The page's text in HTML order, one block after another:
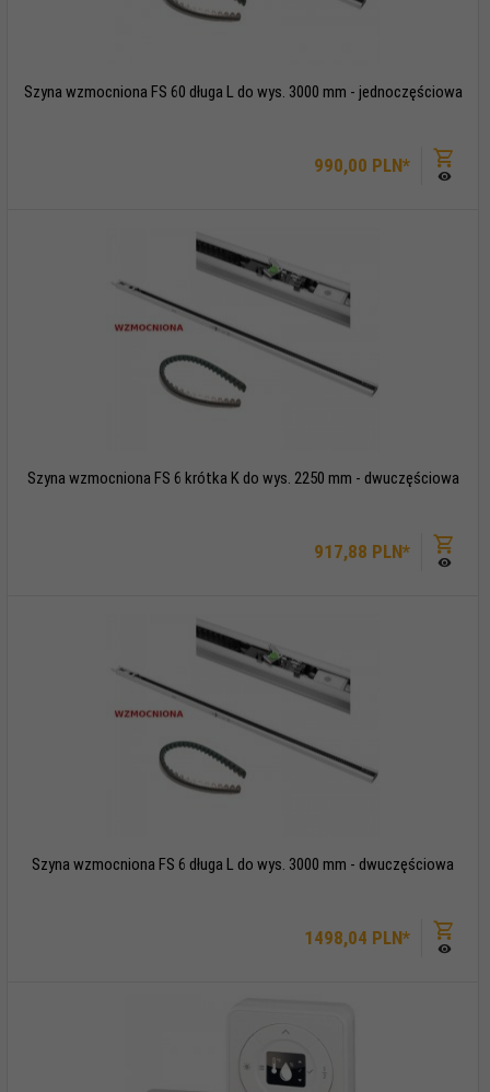
990,00 PLN*
Szyna wzmocniona FS 60 długa L do wys. 3000 mm - jednoczęściowa
917,88 PLN*
Szyna wzmocniona FS 6 krótka K do wys. 2250 mm - dwuczęściowa
1498,04 PLN*
Szyna wzmocniona FS 6 długa L do wys. 3000 mm - dwuczęściowa